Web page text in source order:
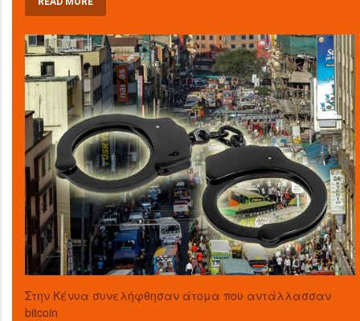
Στην Κένυα συνελήφθησαν άτομα που αντάλλασσαν
bitcoin